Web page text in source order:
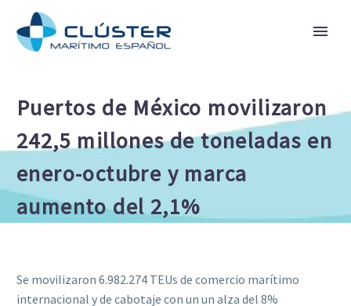
Puertos de México movilizaron
242,5 millones de toneladas en
enero-octubre y marca
aumento del 2,1%
Se movilizaron 6.982.274 TEUs de comercio marítimo
internacional y de cabotaje con un un alza del 8%